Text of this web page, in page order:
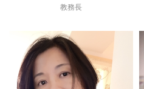
教務長